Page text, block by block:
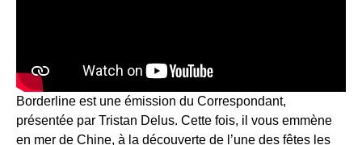
Borderline est une émission du Correspondant,
présentée par Tristan Delus. Cette fois, il vous emmène
en mer de Chine, à la découverte de l’une des fêtes les